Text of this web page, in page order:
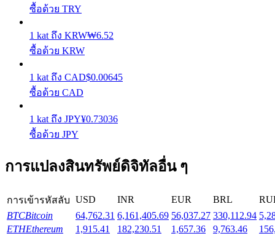
Launchpool
การเซ้งแบบยืดหยุ่นเพื่อรับโทเคนยอดนิยม
ซื้อด้วย TRY
1 kat ถึง KRW₩6.52
ซื้อด้วย KRW
1 kat ถึง CAD$0.00645
ซื้อด้วย CAD
1 kat ถึง JPY¥0.73036
ซื้อด้วย JPY
การแปลงสินทรัพย์ดิจิทัลอื่น ๆ
การเข้ารหัสลับ USD INR EUR BRL
BTCBitcoin 64,762.31 6,161,405.69 56,037.27 330,112.94
ETHEthereum 1,915.41 182,230.51 1,657.36 9,763.46